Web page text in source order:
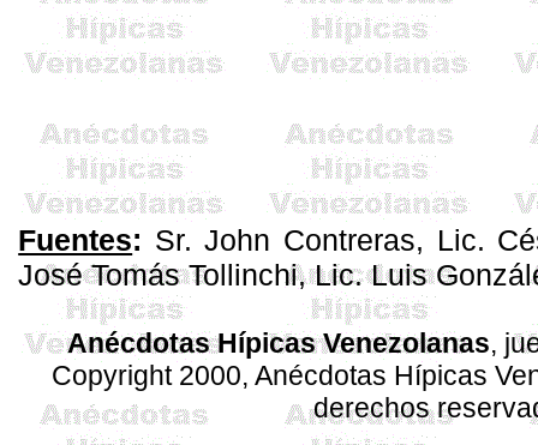
Fuentes: Sr. John Contreras, Lic.
José TomásTollinchi, Lic. Luis
Anécdotas Hípicas Venezolanas,
Copyright 2000, Anécdotas Hípicas
derechos